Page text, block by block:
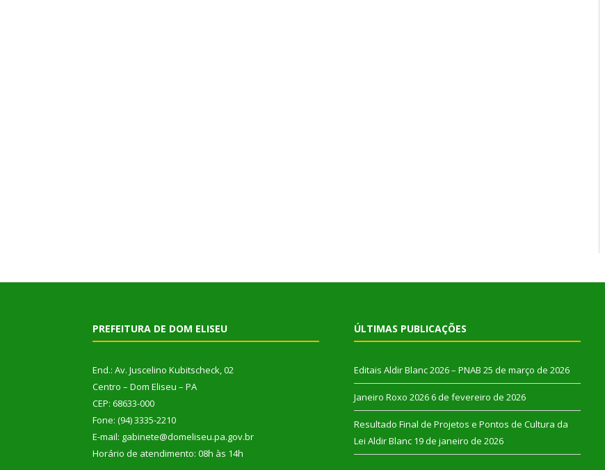
PREFEITURA DE DOM ELISEU
End.: Av. Juscelino Kubitscheck, 02
Centro – Dom Eliseu – PA
CEP: 68633-000
Fone: (94) 3335-2210
E-mail: gabinete@domeliseu.pa.gov.br
Horário de atendimento: 08h às 14h
ÚLTIMAS PUBLICAÇÕES
Editais Aldir Blanc 2026 – PNAB 25 de março de 2026
Janeiro Roxo 2026 6 de fevereiro de 2026
Resultado Final de Projetos e Pontos de Cultura da
Lei Aldir Blanc 19 de janeiro de 2026